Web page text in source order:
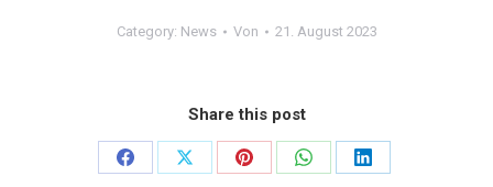
Category: News Von 21. August 2023
Share this post
Share
Share
Share
Share
Share